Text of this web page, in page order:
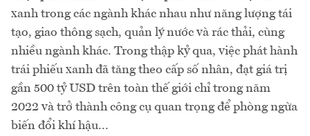
xanh trong các ngành khác nhau như năng lượng tái
tạo, giao thông sạch, quản lý nước và rác thải, cùng
nhiều ngành khác. Trong thập kỷ qua, việc phát hành
trái phiếu xanh đã tăng theo cấp số nhân, đạt giá trị
gần 500 tỷ USD trên toàn thế giới chỉ trong năm
2022 và trở thành công cụ quan trọng để phòng ngừa
biến đổi khí hậu...